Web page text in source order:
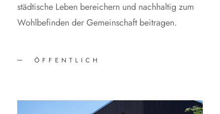
städtische Leben bereichern und nachhaltig zum
Wohlbefinden der Gemeinschaft beitragen.
ÖFFENTLICH